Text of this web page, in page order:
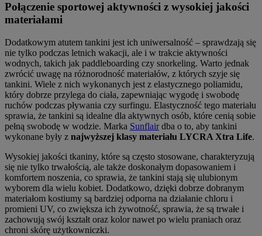
Połączenie sportowej aktywności z wysokiej jakości
materiałami
Dodatkowym atutem tankini jest ich uniwersalność – sprawdzają się
nie tylko podczas letnich wakacji, ale i w trakcie aktywności
wodnych, takich jak paddleboarding czy snorkeling. Warto jednak
zwrócić uwagę na różnorodność materiałów, z których szyje się
tankini. Wiele z nich wykonanych jest z elastycznego poliamidu,
który dobrze przylega do ciała, zapewniając wygodę i swobodę
ruchów podczas pływania czy surfingu. Elastyczność tego materiału
sprawia, że tankini są idealne dla aktywnych osób, które cenią sobie
pełną swobodę w wodzie. Marka Sunflairdba o to, aby tankini
wykonane były z najwyższej klasy materiału LYCRA Xtra Life.
Wysokiej jakości tkaniny, które są często stosowane, charakteryzują
się nie tylko trwałością, ale także doskonałym dopasowaniem i
komfortem noszenia, co sprawia, że tankini stają się ulubionym
wyborem dla wielu kobiet. Dodatkowo, dzięki dobrze dobranym
materiałom kostiumy są bardziej odporna na działanie chloru i
promieni UV, co zwiększa ich żywotność, sprawia, że są trwałe i
zachowują swój kształt oraz kolor nawet po wielu praniach oraz
chroni skórę użytkowniczki.